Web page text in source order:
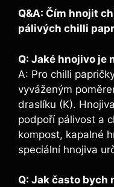
Q&A: Čím hnojit
pálivých ‍chilli
Q:​ Jaké hnojivo je
A: Pro chilli
⁣vyváženým
draslíku (K).
podpoří pálivost a
kompost,‌ kapalné
speciální hnojiva
Q: Jak často bych